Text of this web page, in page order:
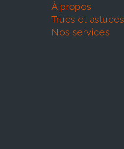
À propos
trucs et astuces
nos services